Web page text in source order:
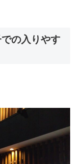
の入りやす